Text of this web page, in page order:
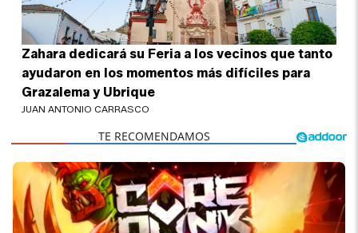
Zahara dedicará su Feria a los vecinos que tanto
ayudaron en los momentos más difíciles para
Grazalema y Ubrique
JUAN ANTONIO CARRASCO